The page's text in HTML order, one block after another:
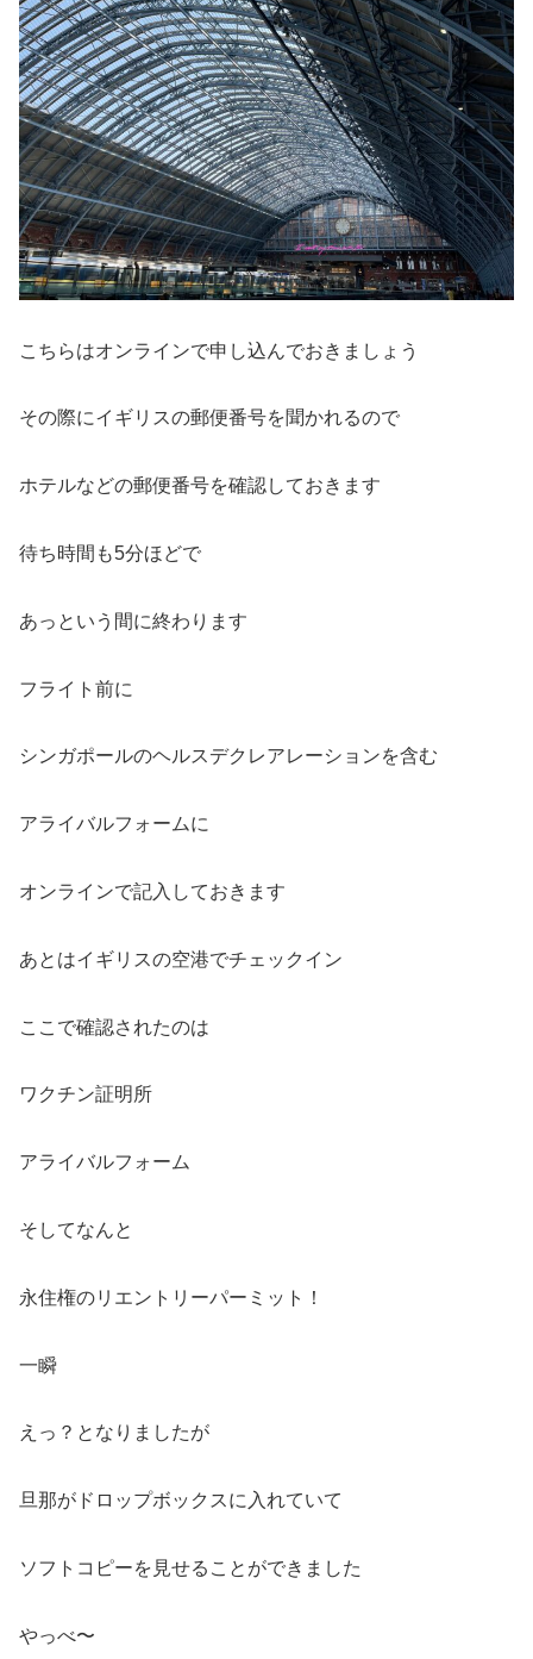
こちらはオンラインで申し込んでおきましょう
その際にイギリスの郵便番号を聞かれるので
ホテルなどの郵便番号を確認しておきます
待ち時間も5分ほどで
あっという間に終わります
フライト前に
シンガポールのヘルスデクレアレーションを含む
アライバルフォームに
オンラインで記入しておきます
あとはイギリスの空港でチェックイン
ここで確認されたのは
ワクチン証明所
アライバルフォーム
そしてなんと
永住権のリエントリーパーミット！
一瞬
えっ？となりましたが
旦那がドロップボックスに入れていて
ソフトコピーを見せることができました
やっべ〜